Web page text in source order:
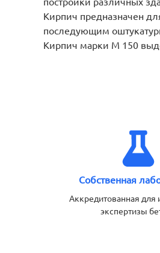
Кирпич предназначен
последующим
Кирпич марки М 150
Собственная
Аккредитованная для
экспертизы